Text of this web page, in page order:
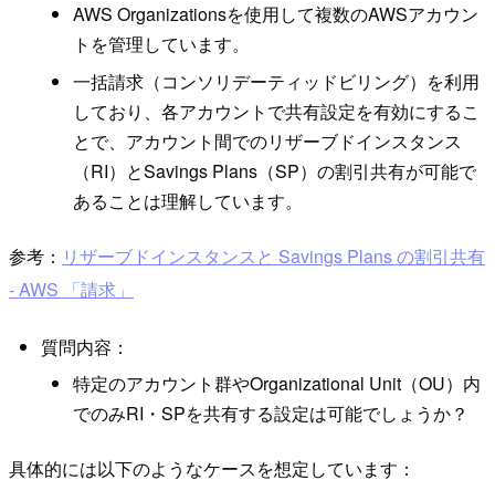
AWS Organizationsを使用して複数のAWSアカウン
トを管理しています。
一括請求（コンソリデーティッドビリング）を利用
しており、各アカウントで共有設定を有効にするこ
とで、アカウント間でのリザーブドインスタンス
（RI）とSavings Plans（SP）の割引共有が可能で
あることは理解しています。
参考： リザーブドインスタンスと Savings Plans の割引共有
- AWS 「請求」
質問内容：
特定のアカウント群やOrganizational Unit（OU）内
でのみRI・SPを共有する設定は可能でしょうか？
具体的には以下のようなケースを想定しています：